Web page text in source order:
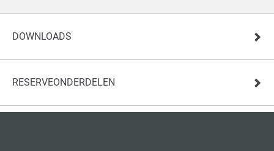
DOWNLOADS
RESERVEONDERDELEN